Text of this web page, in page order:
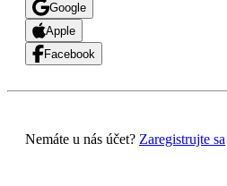
Google
Apple
Facebook
Nemáte u nás účet? Zaregistrujte sa